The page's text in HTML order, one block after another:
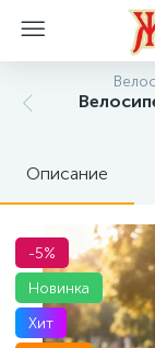
Описание
-5%
Новинка
Хит